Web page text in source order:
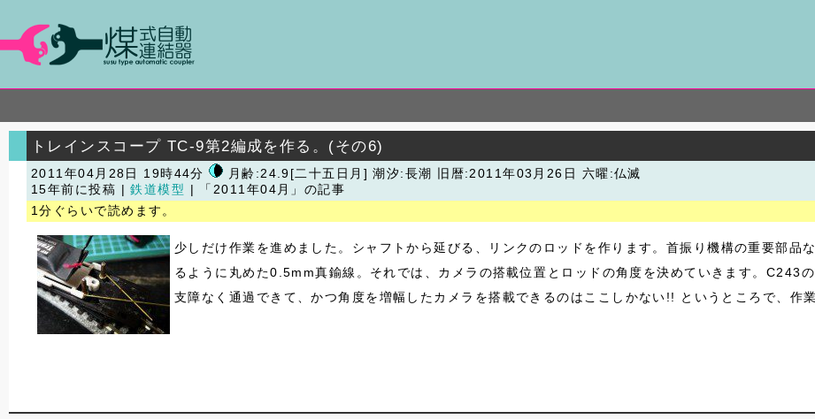
トレインスコープ TC-9第2編成を作る。(その6)
2011年04月28日 19時44分 月齢:24.9[二十五日月] 潮汐:長潮
旧暦:2011年03月26日 六曜:仏滅
15年前に投稿 |鉄道模型
| 「2011年04月」の記事
1分ぐらいで読めます。
少しだけ作業を進めました。シャフトから延びる、リンクのロッドを作ります。首振り機構の重要部品
るように丸めた0.5mm真鍮線。それでは、カメラの搭載位置とロッドの角度を決めていきます。C243
支障なく通過できて、かつ角度を増幅したカメラを搭載できるのはここしかない!! というところで、作